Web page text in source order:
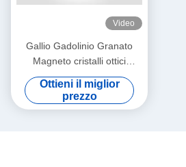
Video
Gallio Gadolinio Granato
Magneto cristalli ottici
Gd3Ga5O12 O GGG singolo
cristallo
Ottieni il miglior
prezzo